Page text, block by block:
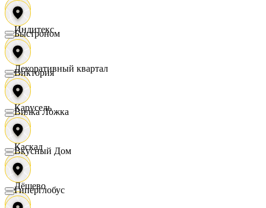
Индитекс
Декоративный квартал
Карусель
Каскад
Дёшево
Быстроном
Виктория
Вилка Ложка
Вкусный Дом
Гиперглобус